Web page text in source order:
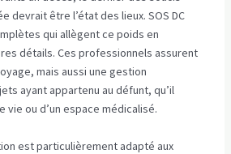
devrait être l’état des lieux. SOS DC
qui allègent ce poids en
détails. Ces professionnels assurent
mais aussi une gestion
ayant appartenu au défunt, qu’il
vie ou d’un espace médicalisé.
est particulièrement adapté aux